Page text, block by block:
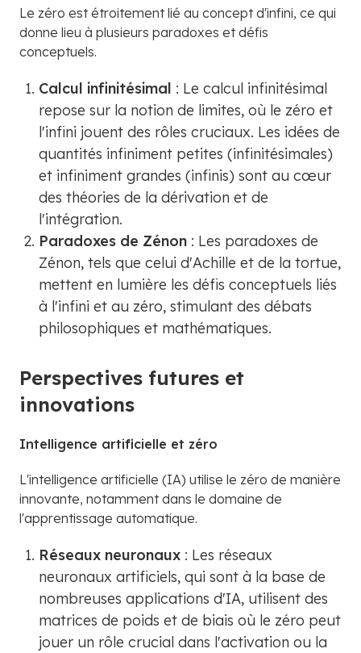
Le zéro est étroitement lié au concept d'infini, ce qui
donne lieu à plusieurs paradoxes et défis
conceptuels.
Calcul infinitésimal : Le calcul infinitésimal
repose sur la notion de limites, où le zéro et
l'infini jouent des rôles cruciaux. Les idées de
quantités infiniment petites (infinitésimales)
et infiniment grandes (infinis) sont au cœur
des théories de la dérivation et de
l'intégration.
Paradoxes de Zénon : Les paradoxes de
Zénon, tels que celui d'Achille et de la tortue,
mettent en lumière les défis conceptuels liés
à l'infini et au zéro, stimulant des débats
philosophiques et mathématiques.
Perspectives futures et
innovations
Intelligence artificielle et zéro
L'intelligence artificielle (IA) utilise le zéro de manière
innovante, notamment dans le domaine de
l'apprentissage automatique.
Réseaux neuronaux : Les réseaux
neuronaux artificiels, qui sont à la base de
nombreuses applications d'IA, utilisent des
matrices de poids et de biais où le zéro peut
jouer un rôle crucial dans l'activation ou la